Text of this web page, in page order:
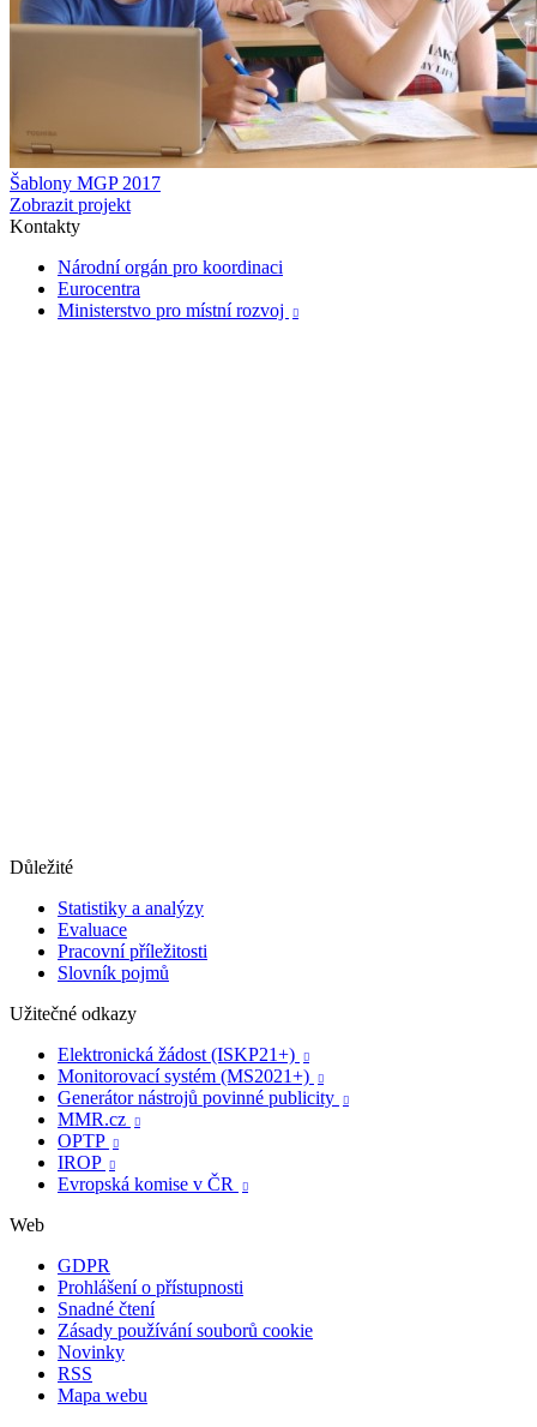
Šablony MGP 2017
Zobrazit projekt
Kontakty
Národní orgán pro koordinaci
Eurocentra
Ministerstvo pro místní rozvoj

Důležité
Statistiky a analýzy
Evaluace
Pracovní příležitosti
Slovník pojmů
Užitečné odkazy
Elektronická žádost (ISKP21+)

Monitorovací systém (MS2021+) 
Generátor nástrojů povinné publicity 
MMR.cz 
OPTP 
IROP 
Evropská komise v ČR 
Web
GDPR
Prohlášení o přístupnosti
Snadné čtení
Zásady používání souborů cookie
Novinky
RSS
Mapa webu